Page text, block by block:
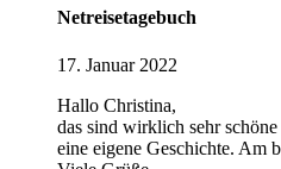
Netreisetagebuch
17. Januar 2022
Hallo Christina,
das sind wirklich sehr
eine eigene Geschichte. Am